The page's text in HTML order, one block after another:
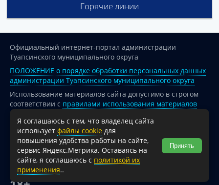
Горячие линии
Официальный интернет-портал администрации
Туапсинского муниципального округа
ПОЛОЖЕНИЕ о порядке обработки персональных данных
администрации Туапсинского муниципального округа
Использование материалов сайта допустимо в строгом
соответствии с правилами использования материалов
опубликованных на сайте
При перепечатке и использовании информации ссылка
на источник обязательна.
Для сайтов и страниц сети Интернет обязательна
активная гиперссылка на официальный интернет-портал
администрации Туапсинского муниципального округа.
Я соглашаюсь с тем, что владелец сайта
использует файлы cookie для
повышения удобства работы на сайте,
сервис Яндекс.Метрика. Оставаясь на
сайте, я соглашаюсь с политикой их
применения..
Принять